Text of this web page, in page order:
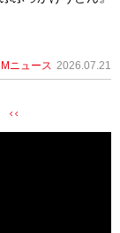
ニュース 2026.07.21